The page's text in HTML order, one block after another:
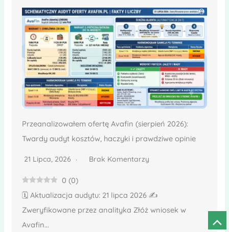
Przeanalizowałem ofertę Avafin (sierpień 2026):
Twardy audyt kosztów, haczyki i prawdziwe opinie
21 Lipca, 2026 Brak Komentarzy
0 (0)
🗓️ Aktualizacja audytu: 21 lipca 2026 ✍️
Zweryfikowane przez analityka Złóż wniosek w
Avafin...